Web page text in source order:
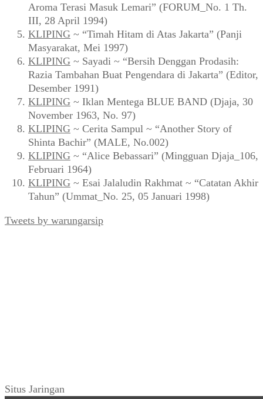
Aroma Terasi Masuk Lemari” (FORUM_No. 1 Th.
III, 28 April 1994)
KLIPING ~ “Timah Hitam di Atas Jakarta” (Panji
Masyarakat, Mei 1997)
KLIPING ~ Sayadi ~ “Bersih Denggan Prodasih:
Razia Tambahan Buat Pengendara di Jakarta” (Editor,
Desember 1991)
KLIPING ~ Iklan Mentega BLUE BAND (Djaja, 30
November 1963, No. 97)
KLIPING ~ Cerita Sampul ~ “Another Story of
Shinta Bachir” (MALE, No.002)
KLIPING ~ “Alice Bebassari” (Mingguan Djaja_106,
Februari 1964)
KLIPING ~ Esai Jalaludin Rakhmat ~ “Catatan Akhir
Tahun” (Ummat_No. 25, 05 Januari 1998)
Tweets by warungarsip
Situs Jaringan